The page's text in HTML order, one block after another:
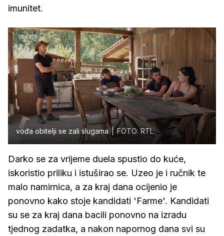
imunitet.
vođa obitelji se zali slugama FOTO: RTL
Darko se za vrijeme duela spustio do kuće,
iskoristio priliku i istuširao se. Uzeo je i ručnik te
malo namirnica, a za kraj dana ocijenio je
ponovno kako stoje kandidati 'Farme'. Kandidati
su se za kraj dana bacili ponovno na izradu
tjednog zadatka, a nakon napornog dana svi su